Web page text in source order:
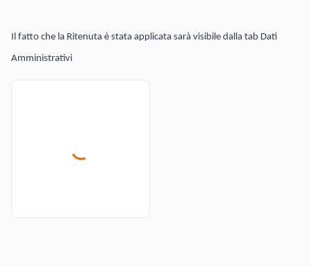
Il fatto che la Ritenuta è stata applicata sarà visibile dalla tab Dati
Amministrativi